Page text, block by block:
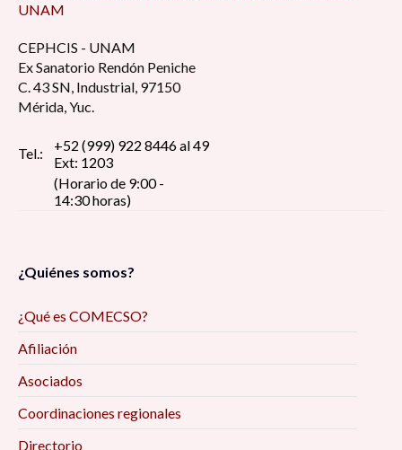
UNAM
CEPHCIS - UNAM
Ex Sanatorio Rendón Peniche
C. 43 SN, Industrial, 97150
Mérida, Yuc.
Tel.:
+52 (999) 922 8446 al 49
Ext: 1203
(Horario de 9:00 -
14:30 horas)
¿Quiénes somos?
¿Qué es COMECSO?
Afiliación
Asociados
Coordinaciones regionales
Directorio